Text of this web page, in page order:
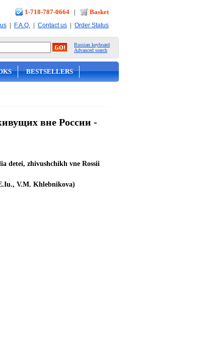
1-718-787-0664 | Basket
| F.A.Q. | Contact us | Order Status
Russian keyboard
Advanced search
BESTSELLERS
вне России -
detei, zhivushchikh vne Rossii
V.M. Khlebnikova)